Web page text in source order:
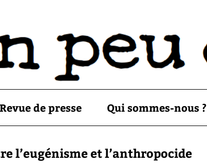
Revue de presse Qui sommes-nous ?
l’eugénisme et l’anthropocide